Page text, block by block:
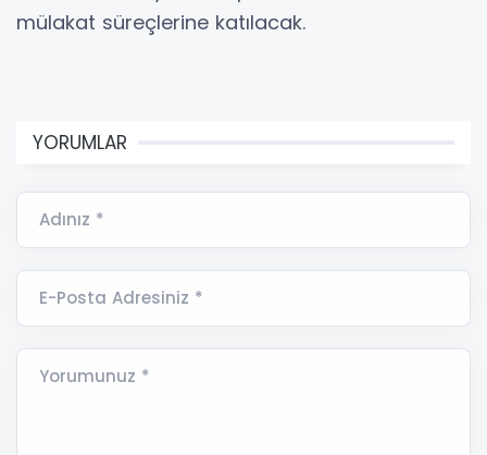
mülakat süreçlerine katılacak.
YORUMLAR
Adınız *
E-Posta Adresiniz *
Yorumunuz *